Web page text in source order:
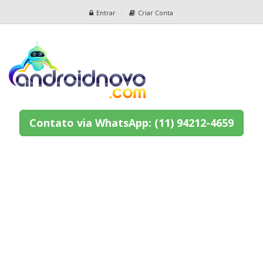
Entrar Criar Conta
Contato via WhatsApp: (11) 94212-4659